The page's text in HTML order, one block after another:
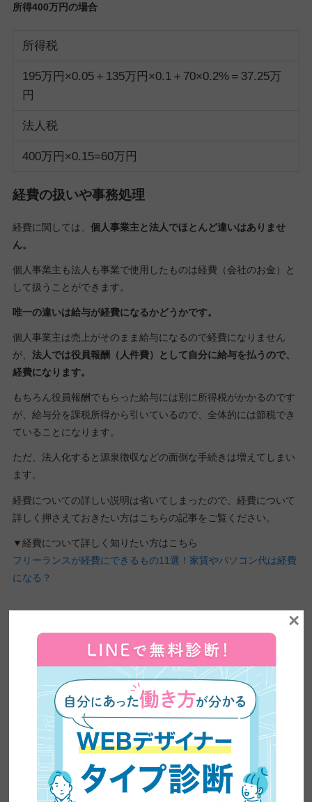
所得400万円の場合
所得税
195万円×0.05＋135万円×0.1＋70×0.2%＝37.25万
円
法人税
400万円×0.15=60万円
経費の扱いや事務処理
経費に関しては、 個人事業主と法人でほとんど違いはありませ
ん。
個人事業主も法人も事業で使用したものは経費（会社のお金）と
して扱うことができます。
唯一の違いは給与が経費になるかどうかです。
個人事業主は売上がそのまま給与になるので経費になりません
が、 法人では役員報酬（人件費）として自分に給与を払うので、
経費になります。
もちろん役員報酬でもらった給与には別に所得税がかかるのです
が、給与分を課税所得から引いているので、全体的には節税でき
ていることになります。
ただ、法人化すると源泉徴収などの面倒な手続きは増えてしまい
ます。
経費についての詳しい説明は省いてしまったので、経費について
詳しく押さえておきたい方はこちらの記事をご覧ください。
▼経費について詳しく知りたい方はこちら
フリーランスが経費にできるもの11選！家賃やパソコン代は経費
になる？
ここまで税金の話をメインにしてきましたが、実はそれ以外にも
個人事業主と法人には大きな違いがあります。それは社会的な信
用度です。
個人事業主は高いスキルさえあれば、どのような案件でも取れる
と思われています。
確かに高いスキルがあれば、担当できる案件の幅が広がっていく
のは間違いありませんが、全ての案件を受けられるわけではあり
ません。
×